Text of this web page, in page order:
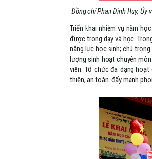
Đồng chí Phan Đình Huy, Ủy
Triển khai nhiệm vụ năm
được trong dạy và học.
năng lực học sinh; chú
lượng sinh hoạt chuyên
viên. Tổ chức đa dạng
thiện, an toàn; đẩy mạnh